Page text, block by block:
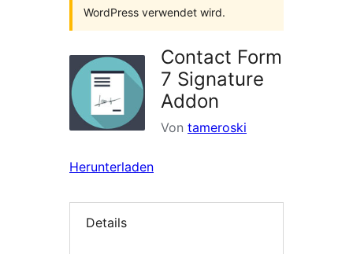
WordPress verwendet wird.
Contact Form
7 Signature
Addon
Von tameroski
Herunterladen
Details